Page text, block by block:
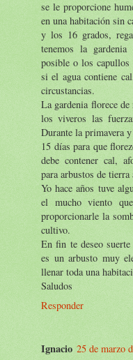
se le proporcione
en una habitación sin
y los 16 grados,
tenemos la
posible o los capullos
si el agua contiene
circustancias.
La gardenia florece de
los viveros las
Durante la primavera
15 días para que
debe contener cal,
para arbustos de tierra
Yo hace años tuve
el mucho viento
proporcionarle la
cultivo.
En fin te deseo
es un arbusto muy
llenar toda una
Saludos
Responder
Ignacio 25 de marzo